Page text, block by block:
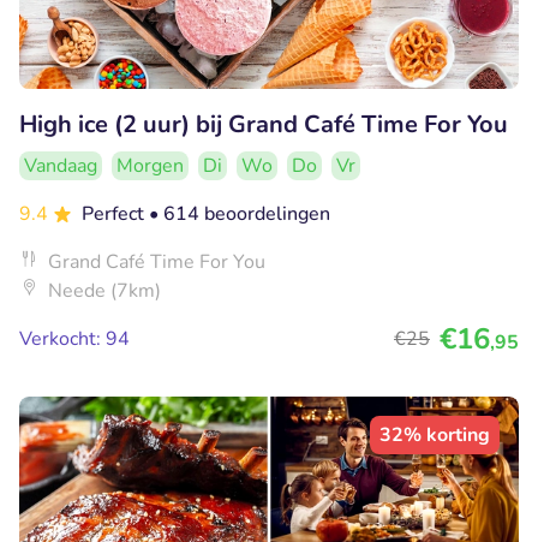
High ice (2 uur) bij Grand Café Time For You
Vandaag Morgen Di Wo Do
Vr
9.4
Perfect • 614 beoordelingen
Grand Café Time For You
Neede (7km)
Verkocht: 94
€25 €16,95
32% korting